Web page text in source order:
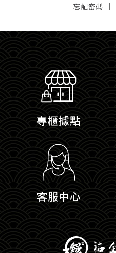
忘記密碼 ｜
專櫃據點
客服中心